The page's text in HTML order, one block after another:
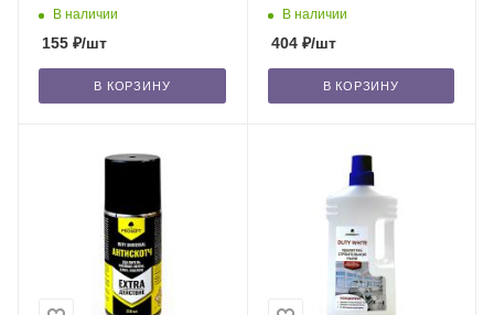
и хрома, 650 мл /12
В наличии
155 ₽/шт
В КОРЗИНУ
примен, аэрозоль 0,4/20
В наличии
404₽/шт
В КОРЗИНУ